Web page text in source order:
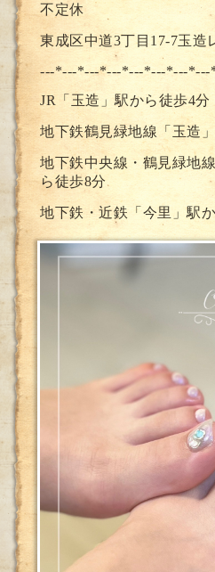
不定休
東成区中道3丁目17-7玉造
---*---*---*---*---*---*---*---
JR「玉造」駅から徒歩4分
地下鉄鶴見緑地線「玉造
地下鉄中央線・鶴見緑地
ら徒歩8分
地下鉄・近鉄「今里」駅